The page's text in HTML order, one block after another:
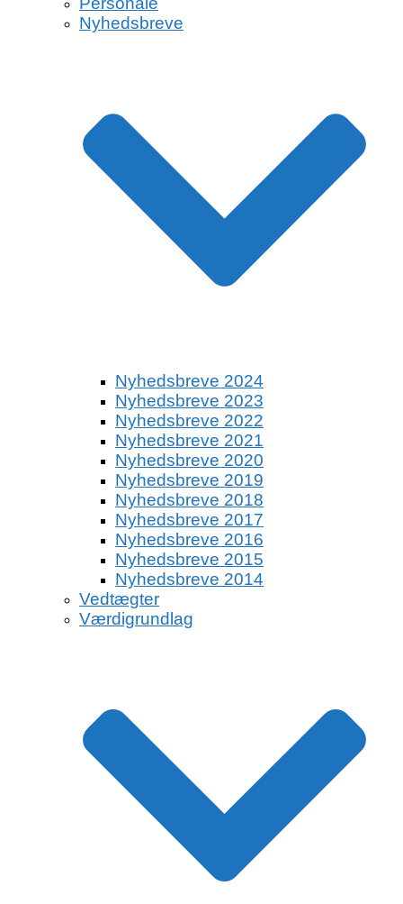
Nyhedsbreve
Nyhedsbreve 2024
Nyhedsbreve 2023
Nyhedsbreve 2022
Nyhedsbreve 2021
Nyhedsbreve 2020
Nyhedsbreve 2019
Nyhedsbreve 2018
Nyhedsbreve 2017
Nyhedsbreve 2016
Nyhedsbreve 2015
Nyhedsbreve 2014
Vedtægter
Værdigrundlag